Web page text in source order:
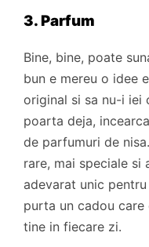
3. Parfum
Bine, bine, poate
bun e mereu o idee
original si sa nu-i iei
poarta deja,
de parfumuri de
rare, mai speciale si
adevarat unic
purta un cadou care
tine in fiecare zi.